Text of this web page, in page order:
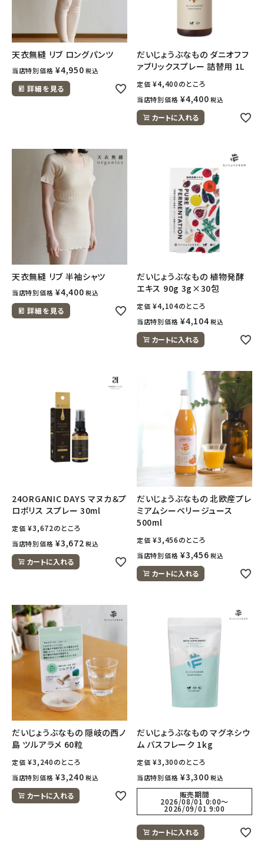
天衣無縫 リブ ロングパンツ
当店特別価格 ¥4,950 税込
詳細を見る
だいじょうぶなもの ダニオフフ
ァブリックスプレー 詰替用 1L
定価 ¥4,400のところ
当店特別価格 ¥4,400 税込
カートに入れる
天衣無縫 リブ 半袖シャツ
当店特別価格 ¥4,400 税込
詳細を見る
だいじょうぶなもの 植物発酵
エキス 90g 3g×30包
定価 ¥4,104のところ
当店特別価格 ¥4,104 税込
カートに入れる
24ORGANIC DAYS マヌカ＆プ
ロポリス スプレー 30ml
定価 ¥3,672のところ
当店特別価格 ¥3,672 税込
カートに入れる
だいじょうぶなもの 北欧産プレ
ミアムシーベリージュース
500ml
定価 ¥3,456のところ
当店特別価格 ¥3,456 税込
カートに入れる
だいじょうぶなもの 隠岐の西ノ
島 ツルアラメ 60粒
定価 ¥3,240のところ
当店特別価格 ¥3,240 税込
カートに入れる
だいじょうぶなもの マグネシウ
ム バスフレーク 1kg
定価 ¥3,300のところ
当店特別価格 ¥3,300 税込
販売期間
2026/08/01 0:00〜
2026/09/01 9:00
カートに入れる